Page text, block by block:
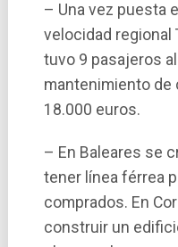
– Una vez puesta
velocidad regional
tuvo 9 pasajeros
mantenimiento de
18.000 euros.
– En Baleares se
tener lí­nea férrea
comprados. En
construir un